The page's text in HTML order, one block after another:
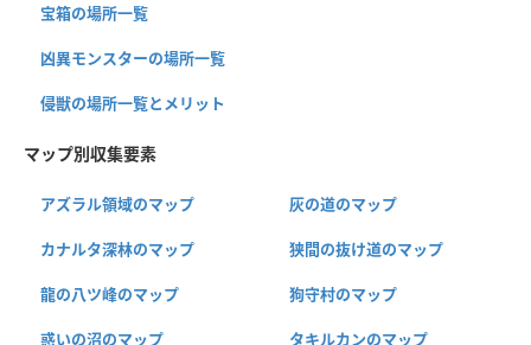
宝箱の場所一覧
凶異モンスターの場所一覧
侵獣の場所一覧とメリット
マップ別収集要素
アズラル領域のマップ 灰の道のマップ
カナルタ深林のマップ 狭間の抜け道のマップ
龍の八ツ峰のマップ 狗守村のマップ
惑いの沼のマップ タキルカンのマップ